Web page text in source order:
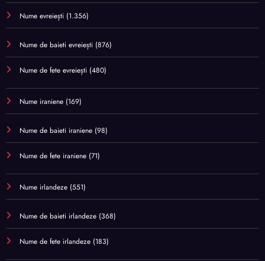
Nume evreiești (1.356)
Nume de baieti evreiești (876)
Nume de fete evreiești (480)
Nume iraniene (169)
Nume de baieti iraniene (98)
Nume de fete iraniene (71)
Nume irlandeze (551)
Nume de baieti irlandeze (368)
Nume de fete irlandeze (183)